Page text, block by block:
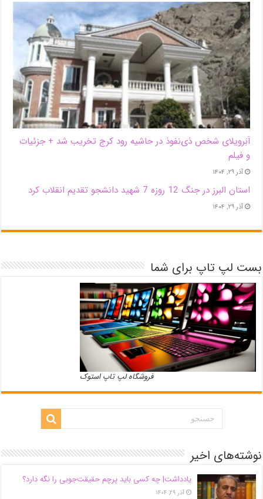
اَبَر‌ویلای شخص ذی‌نفوذ در حاشیه‌ رود کرج تخریب شد + جزئیات
و فیلم
آذر ۲۹, ۱۴۰۴
استان البرز در جنگ 12 روزه 7 شهید دانشجو تقدیم انقلاب کرد
آذر ۲۹, ۱۴۰۴
بست لپ تاپ برای شما
فروشگاه لپ تاپ استوک
نوشته‌های اخیر
یادداشت| ‌چه کسی باید پرچم حقیقت‌جویی را نگه دارد؟
آذر ۲۹, ۱۴۰۴